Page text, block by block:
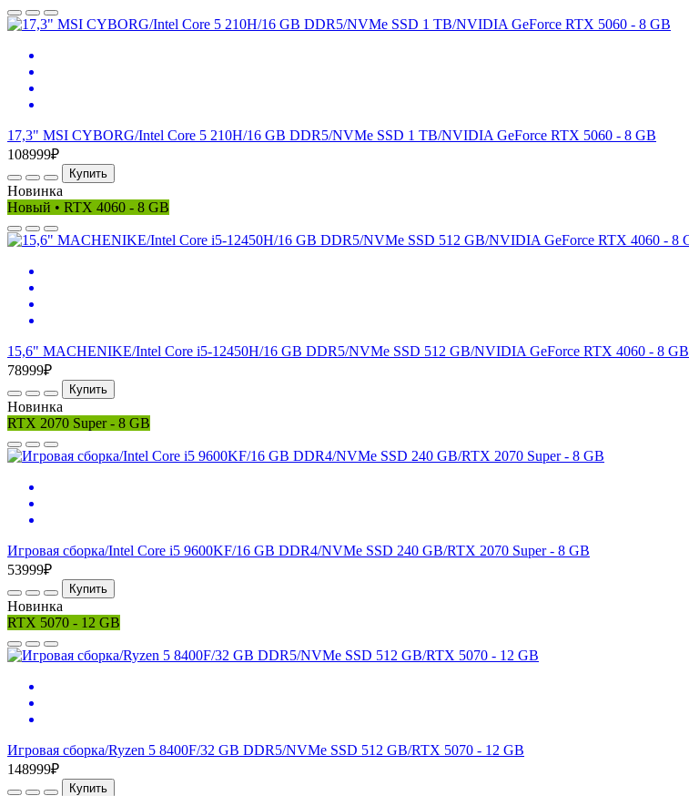
17,3" MSI CYBORG/Intel Core 5 210H/16 GB DDR5/NVMe SSD 1 TB/NVIDIA GeForce RTX 5060 - 8 GB
108999₽
Купить
Новинка
Новый • RTX 4060 - 8 GB
15,6" MACHENIKE/Intel Core i5-12450H/16 GB DDR5/NVMe SSD 512 GB/NVIDIA GeForce RTX 4060 - 8 GB
78999₽
Купить
Новинка
RTX 2070 Super - 8 GB
Игровая сборка/Intel Core i5 9600KF/16 GB DDR4/NVMe SSD 240 GB/RTX 2070 Super - 8 GB
53999₽
Купить
Новинка
RTX 5070 - 12 GB
Игровая сборка/Ryzen 5 8400F/32 GB DDR5/NVMe SSD 512 GB/RTX 5070 - 12 GB
148999₽
Купить